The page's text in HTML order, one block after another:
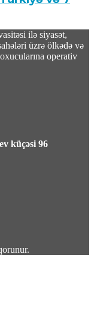
-Video
ilə siyasət,
üzrə ölkədə və
operativ
küçəsi 96